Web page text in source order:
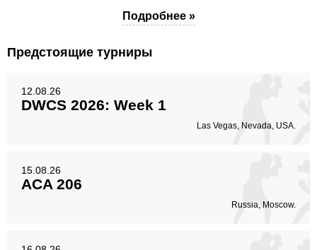
Подробнее »
Предстоящие турниры
12.08.26
DWCS 2026: Week 1
Las Vegas, Nevada, USA.
15.08.26
ACA 206
Russia, Moscow.